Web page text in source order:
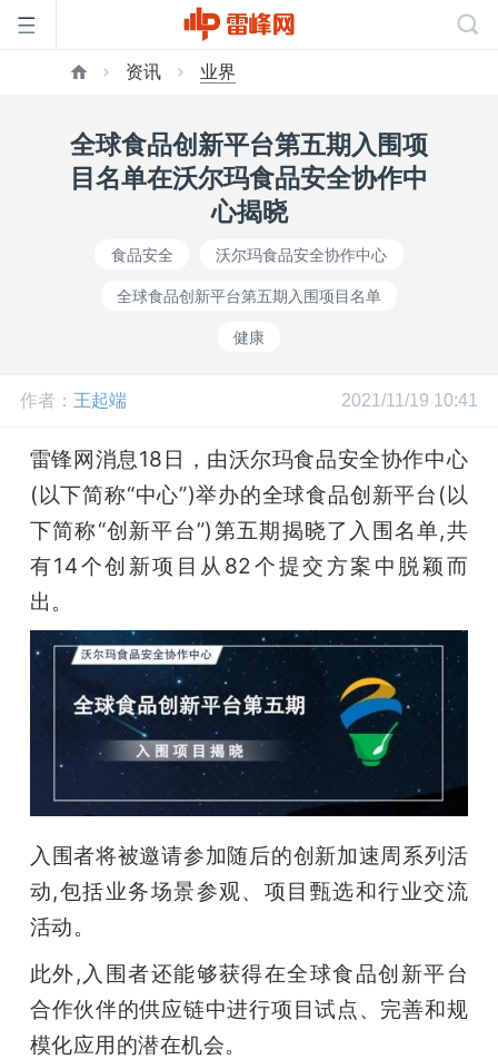
页
开
课
活
动
GAIR
专
题
资讯 业界
全球食品创新平台第五期入围项
目名单在沃尔玛食品安全协作中
心揭晓
食品安全 沃尔玛食品安全协作中心
全球食品创新平台第五期入围项目名单
健康
作者： 王起端 2021/11/19 10:41
雷锋网消息18日，由沃尔玛食品安全协作中心
(以下简称“中心”)举办的全球食品创新平台(以
下简称“创新平台”)第五期揭晓了入围名单,共
有14个创新项目从82个提交方案中脱颖而
出。
入围者将被邀请参加随后的创新加速周系列活
动,包括业务场景参观、项目甄选和行业交流
活动。
此外,入围者还能够获得在全球食品创新平台
合作伙伴的供应链中进行项目试点、完善和规
模化应用的潜在机会。